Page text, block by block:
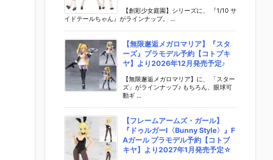
【創彩少女庭園】シリーズに、 『1/10 サ
イドテールちゃん』がラインナップ。 ...
【無限邂逅メガロマリア】『スタ
ーズ』プラモデル予約【コトブキ
ヤ】より2026年12月発売予定♪
【無限邂逅メガロマリア】に、 「スター
ズ」がラインナップ♪ もちろん、眼球可
動ギ ...
【フレームアームズ・ガール】
『ドゥルガーI〈Bunny Style〉』F
Aガール プラモデル予約【コトブ
キヤ】より2027年1月発売予定☆